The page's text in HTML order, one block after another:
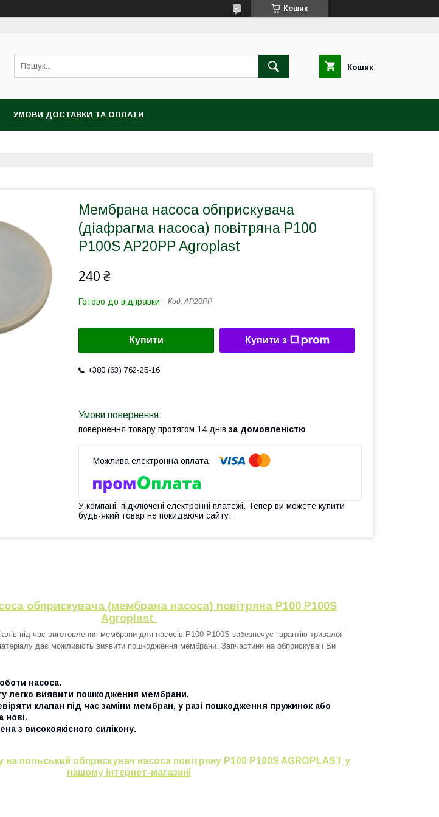
Кошик
Кошик
УМОВИ ДОСТАВКИ ТА ОПЛАТИ
Мембрана насоса обприскувача
(діафрагма насоса) повітряна P100
P100S AP20PP Agroplast
240 ₴
Готово до відправки Код:AP20PP
Купити Купити з
+380 (63) 762-25-16
повернення товару протягом 14 днів за домовленістю
У компанії підключені електронні платежі. Тепер ви можете купити
будь-який товар не покидаючи сайту.
обприскувача (мембрана насоса) повітряна P100 P100S
Agroplast
під час виготовлення мембрани для насосів P100 P100S забезпечує гарантію тривалої
дає можливість виявити пошкодження мембрани. Запчастини на обприскувач Ви
насоса.
легко виявити пошкодження мембрани.
клапан під час заміни мембран, у разі пошкодження пружинок або
нові.
з високоякісного силікону.
на польський обприскувач насоса повітряну P100 P100S AGROPLAST у
нашому інтернет-магазині